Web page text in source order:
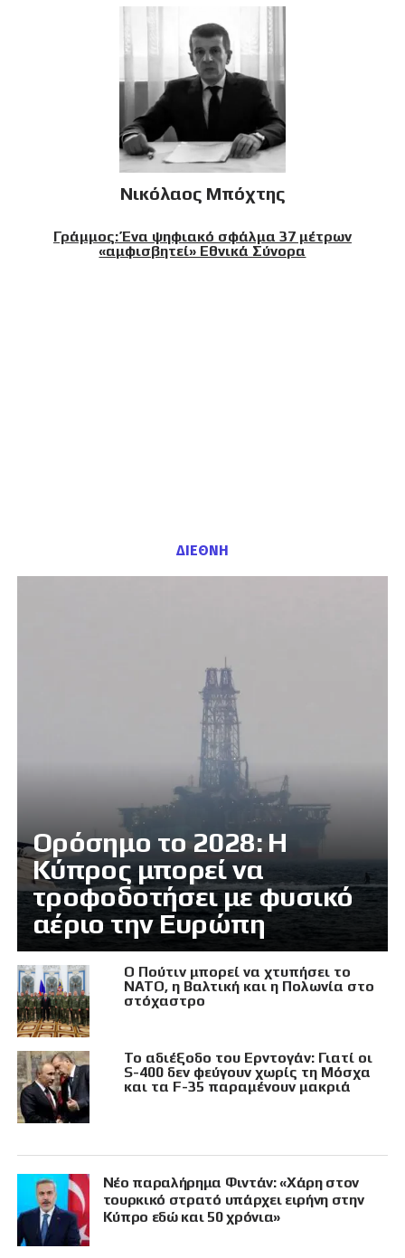
Νικόλαος Μπόχτης
Γράμμος: Ένα ψηφιακό σφάλμα 37 μέτρων
«αμφισβητεί» Εθνικά Σύνορα
ΔΙΕΘΝΗ
Ορόσημο το 2028: Η
Κύπρος μπορεί να
τροφοδοτήσει με φυσικό
αέριο την Ευρώπη
Ο Πούτιν μπορεί να χτυπήσει το
ΝΑΤΟ, η Βαλτική και η Πολωνία στο
στόχαστρο
Το αδιέξοδο του Ερντογάν: Γιατί οι
S-400 δεν φεύγουν χωρίς τη Μόσχα
και τα F-35 παραμένουν μακριά
Νέο παραλήρημα Φιντάν: «Χάρη στον
τουρκικό στρατό υπάρχει ειρήνη στην
Κύπρο εδώ και 50 χρόνια»